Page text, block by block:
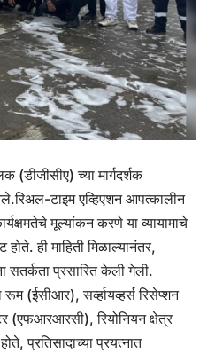
(डीजीसीए) च्या मार्गदर्शक
रिअल-टाइम एव्हिएशन आपत्कालीन
मूल्यांकन करणे या व्यायामाचे
ही माहिती मिळाल्यानंतर,
सतर्कता प्रसारित केली गेली.
(ईसीआर), सर्व्हायव्हर्स रिसेप्शन
रियोनियन क्षेत्र
प्रतिसादाच्या प्रयत्नात